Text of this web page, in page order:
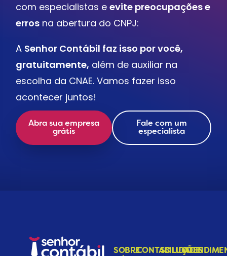
com especialistas eevite preocupações e
erros na abertura do CNPJ:
A Senhor Contábil faz isso por você,
gratuitamente, além de auxiliar na
escolha da CNAE. Vamos fazer isso
acontecer juntos!
Abra sua empresa
grátis
Fale com um
especialista
SOBRECONTABILIDADE
SOLUÇÕES